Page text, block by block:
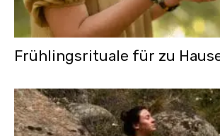
Frühlingsrituale für zu